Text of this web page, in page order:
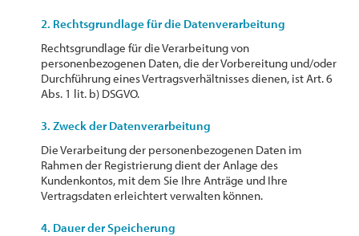
2. Rechtsgrundlage für die Datenverarbeitung
Rechtsgrundlage für die Verarbeitung von
personenbezogenen Daten, die der Vorbereitung und/oder
Durchführung eines Vertragsverhältnisses dienen, ist Art. 6
Abs. 1 lit. b) DSGVO.
3. Zweck der Datenverarbeitung
Die Verarbeitung der personenbezogenen Daten im
Rahmen der Registrierung dient der Anlage des
Kundenkontos, mit dem Sie Ihre Anträge und Ihre
Vertragsdaten erleichtert verwalten können.
4. Dauer der Speicherung